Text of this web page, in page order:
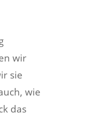
wir
sie
wie
das